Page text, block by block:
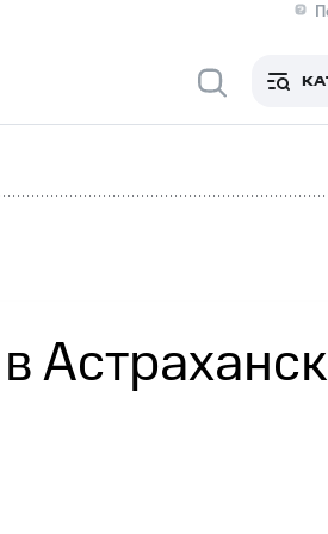
Медиа-центр
в регионе
Рынок акций